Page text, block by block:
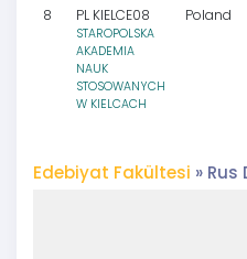
8 PL KIELCE08
STAROPOLSKA
AKADEMIA
NAUK
STOSOWANYCH
W KIELCACH
Poland
Edebiyat Fakültesi »